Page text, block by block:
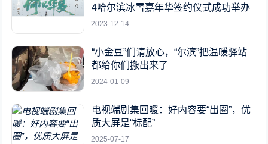
4哈尔滨冰雪嘉年华签约仪式成功举办
2023-12-14
“小金豆”们请放心，“尔滨”把温暖驿站
都给你们搬出来了
2024-01-09
电视端剧集回暖：好内容要“出圈”，优
质大屏是“标配”
2025-07-17